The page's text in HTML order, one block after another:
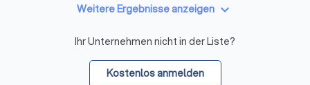
Weitere Ergebnisse anzeigen keyboard_arrow_down
Ihr Unternehmen nicht in der Liste?
Kostenlos anmelden